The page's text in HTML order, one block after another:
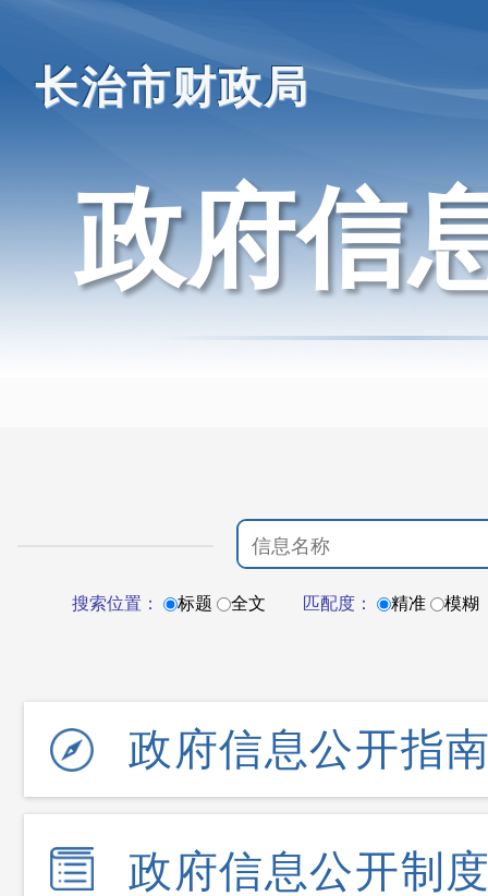
长治市财政局
政府信
搜索位置： 标题 全文 匹配度： 精准 模糊
政府信息公开指
政府信息公开制